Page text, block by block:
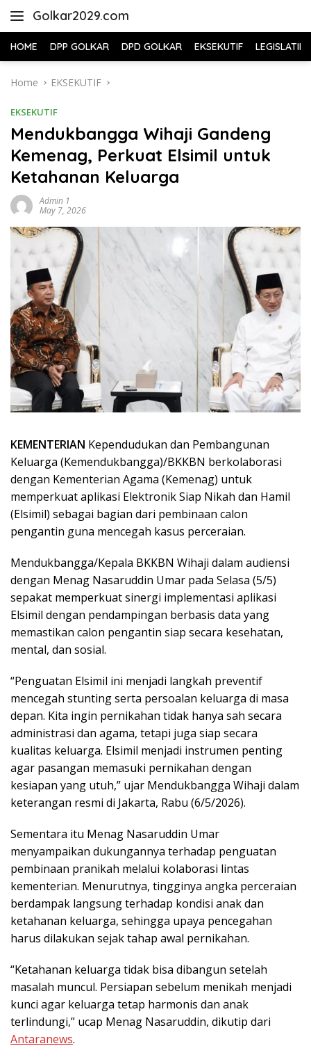
Golkar2029.com
HOME DPP GOLKAR DPD GOLKAR EKSEKUTIF LEGISLATIF
Home EKSEKUTIF
EKSEKUTIF
Mendukbangga Wihaji Gandeng
Kemenag, Perkuat Elsimil untuk
Ketahanan Keluarga
Admin 1
May 7, 2026
KEMENTERIAN Kependudukan dan Pembangunan
Keluarga (Kemendukbangga)/BKKBN berkolaborasi
dengan Kementerian Agama (Kemenag) untuk
memperkuat aplikasi Elektronik Siap Nikah dan Hamil
(Elsimil) sebagai bagian dari pembinaan calon
pengantin guna mencegah kasus perceraian.
Mendukbangga/Kepala BKKBN Wihaji dalam audiensi
dengan Menag Nasaruddin Umar pada Selasa (5/5)
sepakat memperkuat sinergi implementasi aplikasi
Elsimil dengan pendampingan berbasis data yang
memastikan calon pengantin siap secara kesehatan,
mental, dan sosial.
“Penguatan Elsimil ini menjadi langkah preventif
mencegah stunting serta persoalan keluarga di masa
depan. Kita ingin pernikahan tidak hanya sah secara
administrasi dan agama, tetapi juga siap secara
kualitas keluarga. Elsimil menjadi instrumen penting
agar pasangan memasuki pernikahan dengan
kesiapan yang utuh,” ujar Mendukbangga Wihaji dalam
keterangan resmi di Jakarta, Rabu (6/5/2026).
Sementara itu Menag Nasaruddin Umar
menyampaikan dukungannya terhadap penguatan
pembinaan pranikah melalui kolaborasi lintas
kementerian. Menurutnya, tingginya angka perceraian
berdampak langsung terhadap kondisi anak dan
ketahanan keluarga, sehingga upaya pencegahan
harus dilakukan sejak tahap awal pernikahan.
“Ketahanan keluarga tidak bisa dibangun setelah
masalah muncul. Persiapan sebelum menikah menjadi
kunci agar keluarga tetap harmonis dan anak
terlindungi,” ucap Menag Nasaruddin, dikutip dari
Antaranews.